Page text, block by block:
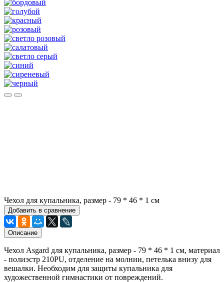
Чехол для купальника, размер - 79 * 46 * 1 см
Добавить в сравнение
Описание
Чехол Asgard для купальника, размер - 79 * 46 * 1 см, материал
- полиэстр 210PU, отделение на молнии, петелька внизу для
вешалки. Необходим для защиты купальника для
художественной гимнастики от повреждений.